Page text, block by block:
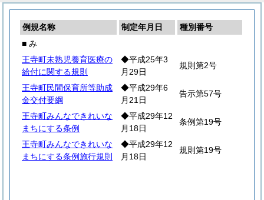
例規名称 制定年月日
種別番号
■ み
王寺町未熟児養育医療の
給付に関する規則
◆平成25年3
月29日
規則第2号
王寺町民間保育所等助成
金交付要綱
◆平成29年6
月21日
告示第57号
王寺町みんなできれいな
まちにする条例
◆平成29年12
月18日
条例第19号
王寺町みんなできれいな
まちにする条例施行規則
◆平成29年12
月18日
規則第19号